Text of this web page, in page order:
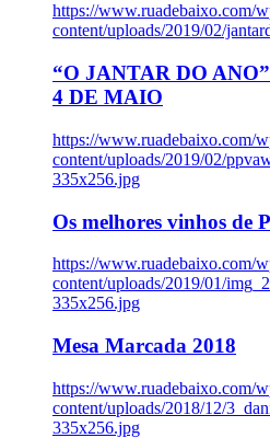
https://www.ruadebaixo.com/
content/uploads/2019/02/
“O JANTAR DO
4 DE MAIO
https://www.ruadebaixo.com/
content/uploads/2019/02/
335x256.jpg
Os melhores vinhos de
https://www.ruadebaixo.com/
content/uploads/2019/01/
335x256.jpg
Mesa Marcada 2018
https://www.ruadebaixo.com/
content/uploads/2018/12/
335x256.jpg